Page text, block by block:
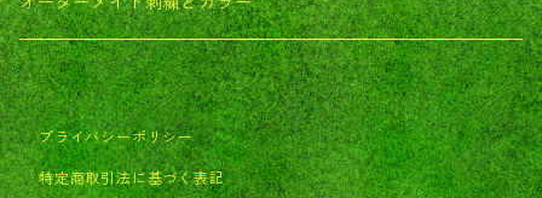
プライバシーポリシー
特定商取引法に基づく表記